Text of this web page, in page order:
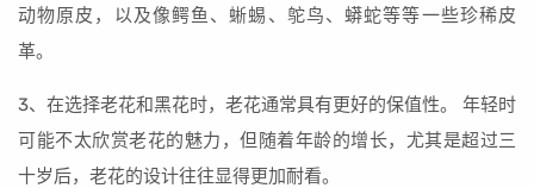
动物原皮，以及像鳄鱼、蜥蜴、鸵鸟、蟒蛇等等一些珍稀皮
革。
3、在选择老花和黑花时，老花通常具有更好的保值性。 年轻时
可能不太欣赏老花的魅力，但随着年龄的增长，尤其是超过三
十岁后，老花的设计往往显得更加耐看。